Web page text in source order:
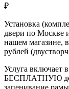
₽
Установка
двери по Москве
нашем магазине,
рублей
Услуга
БЕСПЛАТНУЮ
запенивание